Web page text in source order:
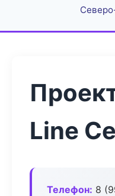
Line
Телефон: 8